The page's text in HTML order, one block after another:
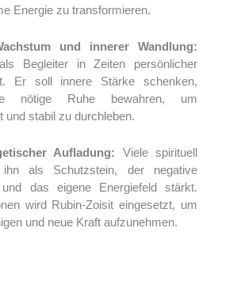
Energie zu transformieren.
und innerer Wandlung:
Begleiter in Zeiten persönlicher
Er soll innere Stärke schenken,
nötige Ruhe bewahren, um
und stabil zu durchleben.
Aufladung: Viele spirituell
ihn als Schutzstein, der negative
das eigene Energiefeld stärkt.
wird Rubin-Zoisit eingesetzt, um
und neue Kraft aufzunehmen.